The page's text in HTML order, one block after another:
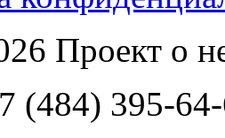
Проект о
(484) 395-